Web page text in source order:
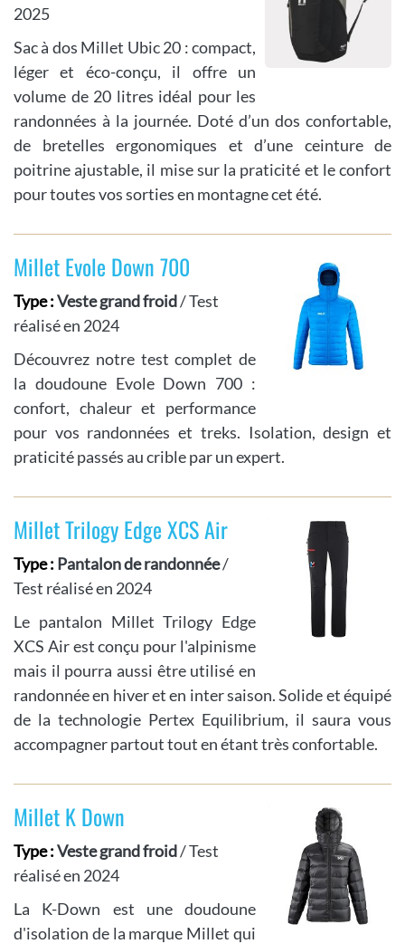
2025
Sac à dos Millet Ubic 20 : compact,
léger et éco-conçu, il offre un
volume de 20 litres idéal pour les
randonnées à la journée. Doté d’un dos confortable,
de bretelles ergonomiques et d’une ceinture de
poitrine ajustable, il mise sur la praticité et le confort
pour toutes vos sorties en montagne cet été.
Millet Evole Down 700
Type :Veste grand froid/ Test
réalisé en 2024
Découvrez notre test complet de
la doudoune Evole Down 700 :
confort, chaleur et performance
pour vos randonnées et treks. Isolation, design et
praticité passés au crible par un expert.
Millet Trilogy Edge XCS Air
Type : Pantalon de randonnée/
Test réalisé en 2024
Le pantalon Millet Trilogy Edge
XCS Air est conçu pour l'alpinisme
mais il pourra aussi être utilisé en
randonnée en hiver et en inter saison. Solide et équipé
de la technologie Pertex Equilibrium, il saura vous
accompagner partout tout en étant très confortable.
Millet K Down
Type :Veste grand froid/ Test
réalisé en 2024
La K-Down est une doudoune
d'isolation de la marque Millet qui